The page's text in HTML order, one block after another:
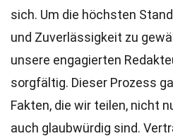
sich. Um die höchsten
und Zuverlässigkeit zu
unsere engagierten
sorgfältig. Dieser Prozess
Fakten, die wir teilen, nicht
auch glaubwürdig sind.